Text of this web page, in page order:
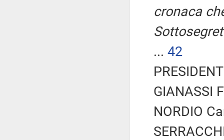
cronaca
... 42
GIANASSI
NORDIO